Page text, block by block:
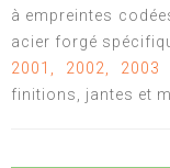
à empreintes
acier forgé
2001, 2002, 2003
finitions, jantes et